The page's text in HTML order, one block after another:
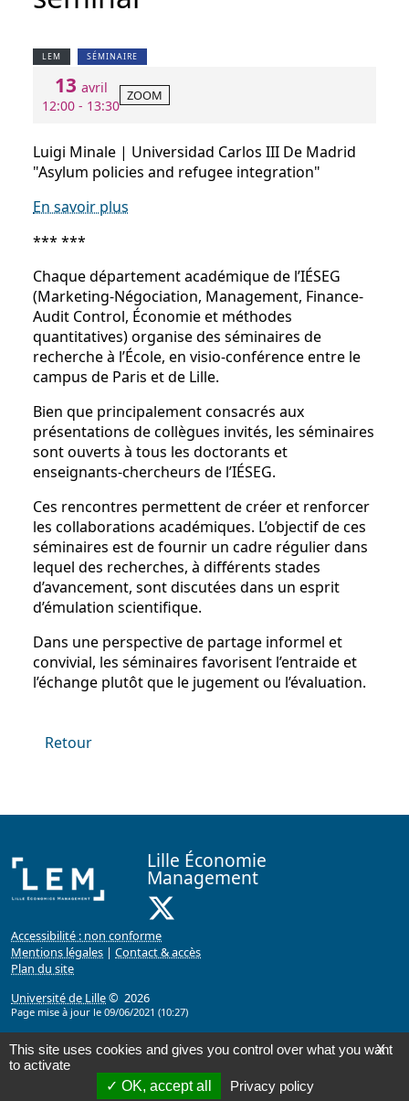
LEM SÉMINAIRE
13 avril
12:00 - 13:30
ZOOM
Luigi Minale | Universidad Carlos III De Madrid
"Asylum policies and refugee integration"
En savoir plus
*** ***
Chaque département académique de l’IÉSEG
(Marketing-Négociation, Management, Finance-
Audit Control, Économie et méthodes
quantitatives) organise des séminaires de
recherche à l’École, en visio-conférence entre le
campus de Paris et de Lille.
Bien que principalement consacrés aux
présentations de collègues invités, les séminaires
sont ouverts à tous les doctorants et
enseignants-chercheurs de l’IÉSEG.
Ces rencontres permettent de créer et renforcer
les collaborations académiques. L’objectif de ces
séminaires est de fournir un cadre régulier dans
lequel des recherches, à différents stades
d’avancement, sont discutées dans un esprit
d’émulation scientifique.
Dans une perspective de partage informel et
convivial, les séminaires favorisent l’entraide et
l’échange plutôt que le jugement ou l’évaluation.
Retour
Lille Économie
Management
Accessibilité : non conforme
Mentions légales | Contact & accès
Plan du site
Université de Lille© 2026
Page mise à jour le 09/06/2021 (10:27)
X
This site uses cookies and gives you control over what you want
to activate
OK, accept all
Privacy policy